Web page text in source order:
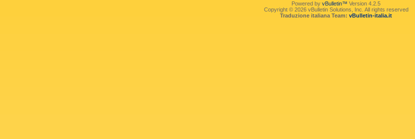
Powered by vBulletin™ Version 4.2.5
Copyright © 2026 vBulletin Solutions, Inc. All rights reserved
Traduzione italiana Team: vBulletin-italia.it